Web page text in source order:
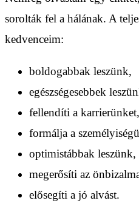
sorolták fel a hálának. A
kedvenceim:
boldogabbak leszünk,
egészségesebbek
fellendíti a karrierünket,
formálja a
optimistábbak leszünk,
megerősíti az
elősegíti a jó alvást.